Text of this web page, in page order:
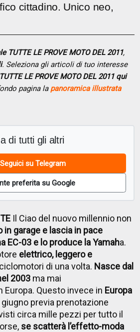
cittadino. Unico neo,
TUTTE LE PROVE MOTO DEL 2011,
. Seleziona gli articoli di tuo interesse
TUTTE LE PROVE MOTO DEL 2011 qui
pagina la panoramica illustrata
di tutti gli altri
Seguici su Telegram
preferita su Google
Il Ciao del nuovo millennio non
in garage e lascia in pace
EC-03 e lo produce la Yamaha.
elettrico, leggero e
di una volta. Nasce dal
2003 ma mai
Questo invece in Europa
giugno previa prenotazione
circa mille pezzi per tutto il
se scatterà l’effetto-moda